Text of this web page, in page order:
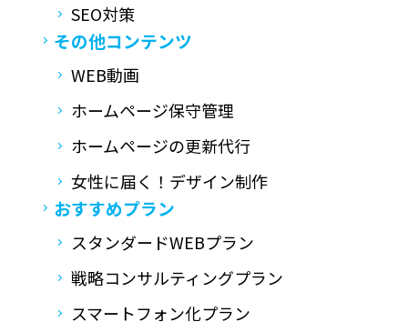
SEO対策
その他コンテンツ
WEB動画
ホームページ保守管理
ホームページの更新代行
女性に届く！デザイン制作
おすすめプラン
スタンダードWEBプラン
戦略コンサルティングプラン
スマートフォン化プラン